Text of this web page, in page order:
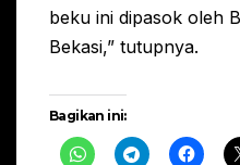
beku ini dipasok oleh
Bekasi,” tutupnya.
Bagikan ini: